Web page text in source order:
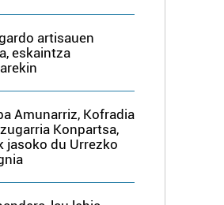
artisauen
eskaintza
Amunarriz, Kofradia
Konpartsa,
jasoko du Urrezko